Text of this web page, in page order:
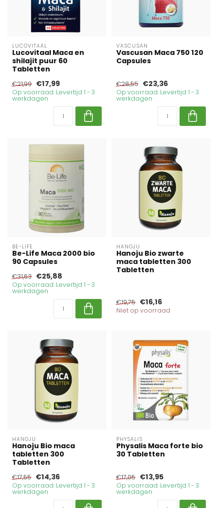
LUCOVITAAL
Lucovitaal Maca en
shilajit puur 60
Tabletten
€21,99 €17,99
Op voorraad. Levertijd 1 - 3
werkdagen
VASCUSAN
Vascusan Maca 750 120
Capsules
€28,55 €23,36
Op voorraad. Levertijd 1 - 3
werkdagen
BE-LIFE
Be-Life Maca 2000 bio
90 Capsules
€31,63 €25,88
Op voorraad. Levertijd 1 - 3
werkdagen
HANOJU
Hanoju Bio zwarte
maca tabletten 300
Tabletten
€19,75 €16,16
Niet op voorraad
HANOJU
Hanoju Bio maca
tabletten 300
Tabletten
€17,55 €14,36
Op voorraad. Levertijd 1 - 3
werkdagen
PHYSALIS
Physalis Maca forte bio
30 Tabletten
€17,05 €13,95
Op voorraad. Levertijd 1 - 3
werkdagen